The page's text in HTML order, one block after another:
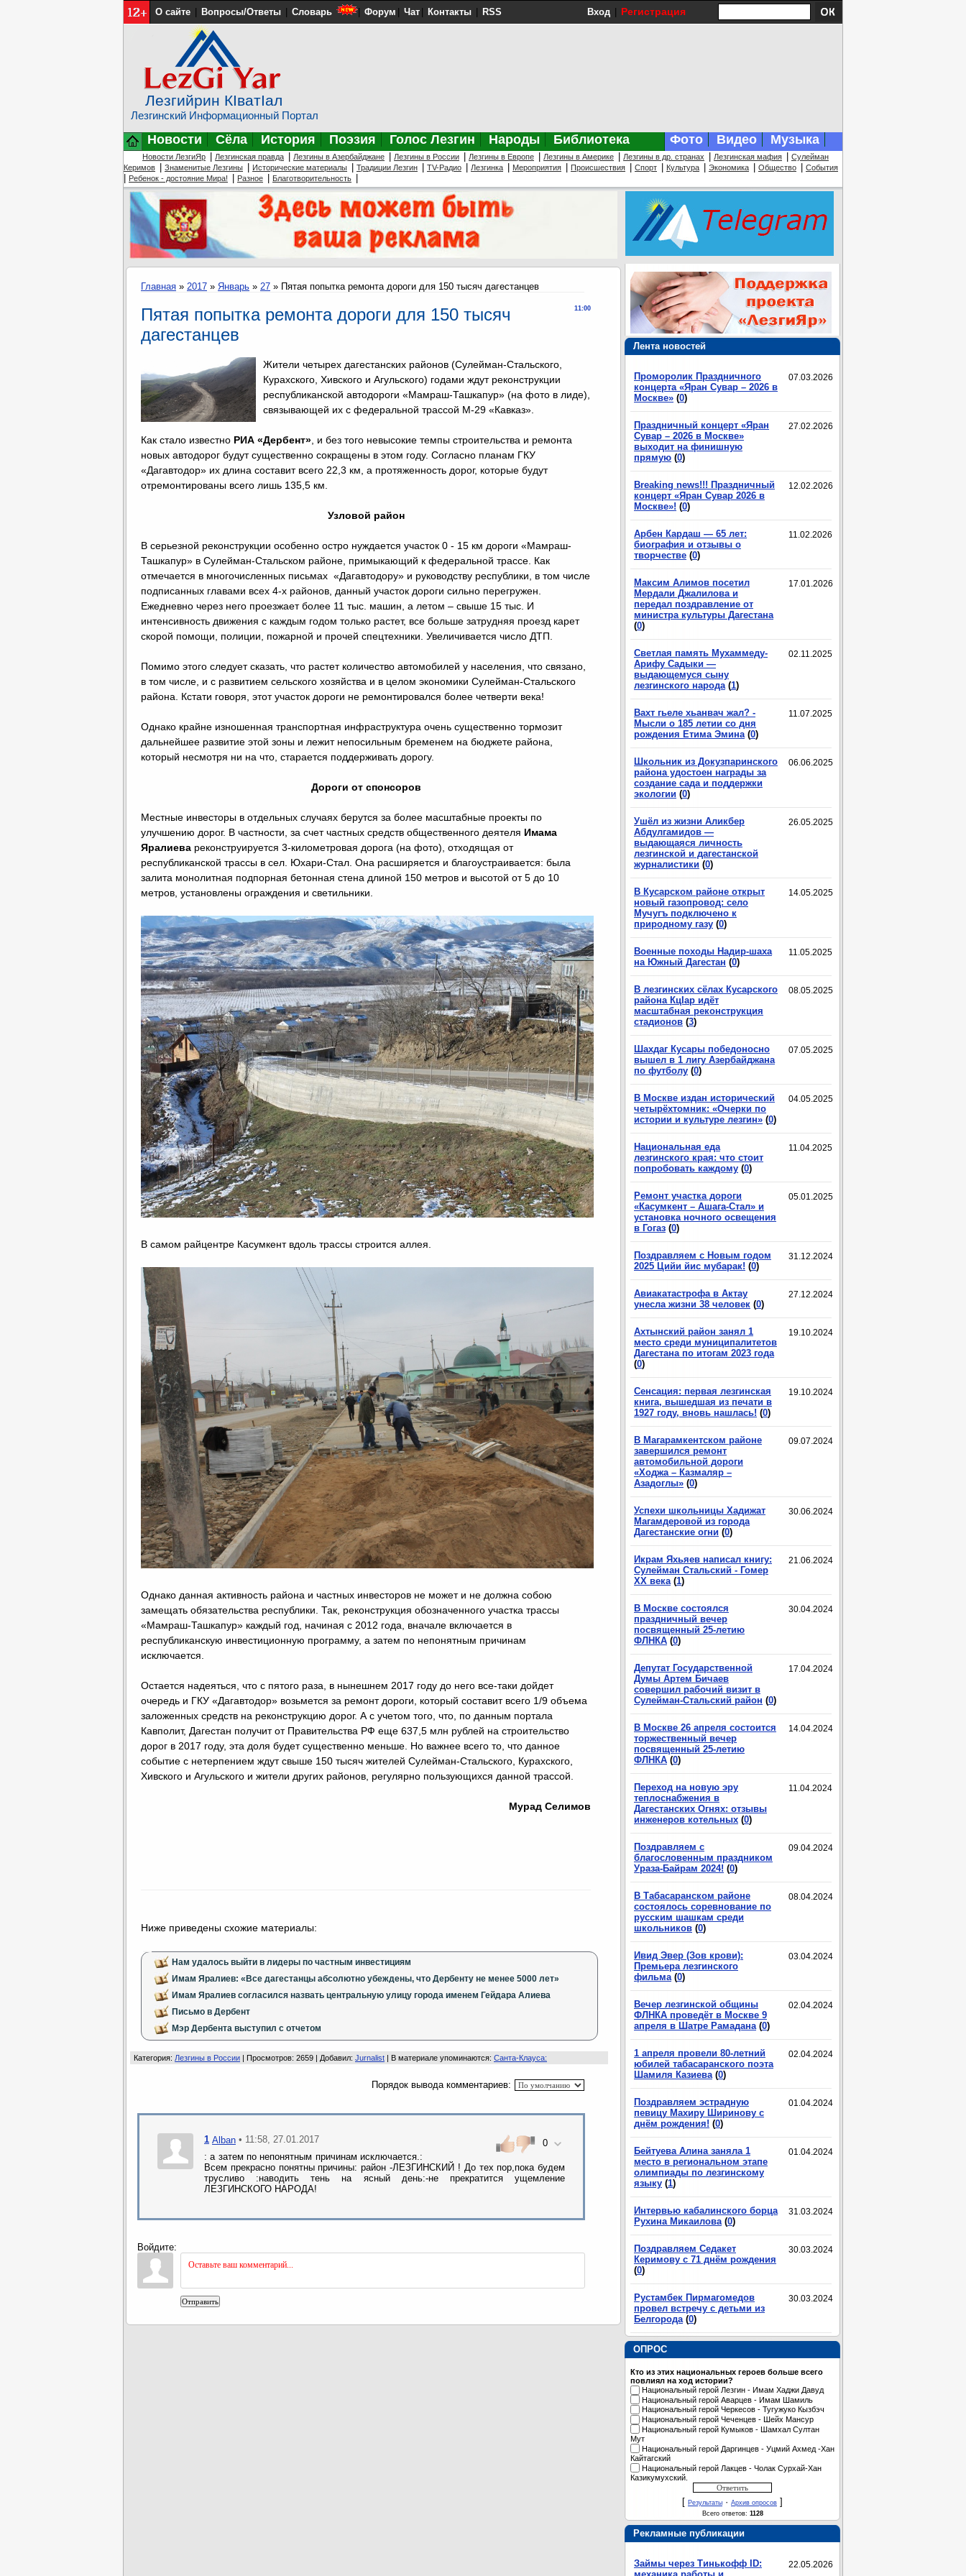
О сайте Вопросы/Ответы Словарь Форум Чат Контакты RSS Вход Регистрация
Лезгийрин КIватIал
Лезгинский Информационный Портал
Новости Сёла История Поэзия Голос Лезгин Народы Библиотека Фото Видео Музыка
Новости ЛезгиЯр Лезгинская правда Лезгины в Азербайджане Лезгины в России Лезгины в Европе Лезгины в Америке Лезгины в др. странах Лезгинская мафия
Сулейман
Керимов
Знаменитые Лезгины Исторические материалы Традиции Лезгин TV-Радио Лезгинка Мероприятия Происшествия Спорт Культура Экономика Общество События
Ребенок - достояние Мира! Разное Благотворительность
Лента новостей
07.03.2026
Проморолик Праздничного
концерта «Яран Сувар – 2026 в
Москве» (0)
27.02.2026
Праздничный концерт «Яран
Сувар – 2026 в Москве»
выходит на финишную
прямую (0)
12.02.2026
Breaking news!!! Праздничный
концерт «Яран Сувар 2026 в
Москве»! (0)
11.02.2026
Арбен Кардаш — 65 лет:
биография и отзывы о
творчестве (0)
17.01.2026
Максим Алимов посетил
Мердали Джалилова и
передал поздравление от
министра культуры Дагестана
(0)
02.11.2025
Светлая память Мухаммеду-
Арифу Садыки —
выдающемуся сыну
лезгинского народа (1)
11.07.2025
Вахт гьеле хьанвач жал? -
Мысли о 185 летии со дня
рождения Етима Эмина (0)
06.06.2025
Школьник из Докузпаринского
района удостоен награды за
создание сада и поддержки
экологии (0)
26.05.2025
Ушёл из жизни Аликбер
Абдулгамидов —
выдающаяся личность
лезгинской и дагестанской
журналистики (0)
14.05.2025
В Кусарском районе открыт
новый газопровод: село
Мучугъ подключено к
природному газу (0)
11.05.2025
Военные походы Надир-шаха
на Южный Дагестан (0)
08.05.2025
В лезгинских сёлах Кусарского
района КцIар идёт
масштабная реконструкция
стадионов (3)
07.05.2025
Шахдаг Кусары победоносно
вышел в 1 лигу Азербайджана
по футболу (0)
04.05.2025
В Москве издан исторический
четырёхтомник: «Очерки по
истории и культуре лезгин» (0)
11.04.2025
Национальная еда
лезгинского края: что стоит
попробовать каждому (0)
05.01.2025
Ремонт участка дороги
«Касумкент – Ашага-Стал» и
установка ночного освещения
в Гогаз (0)
31.12.2024
Поздравляем с Новым годом
2025 Цийи йис мубарак! (0)
27.12.2024
Авиакатастрофа в Актау
унесла жизни 38 человек (0)
19.10.2024
Ахтынский район занял 1
место среди муниципалитетов
Дагестана по итогам 2023 года
(0)
19.10.2024
Сенсация: первая лезгинская
книга, вышедшая из печати в
1927 году, вновь нашлась! (0)
09.07.2024
В Магарамкентском районе
завершился ремонт
автомобильной дороги
«Ходжа – Казмаляр –
Азадоглы» (0)
30.06.2024
Успехи школьницы Хадижат
Магамдеровой из города
Дагестанские огни (0)
21.06.2024
Икрам Яхьяев написал книгу:
Сулейман Стальский - Гомер
XX века (1)
30.04.2024
В Москве состоялся
праздничный вечер
посвященный 25-летию
ФЛНКА (0)
17.04.2024
Депутат Государственной
Думы Артем Бичаев
совершил рабочий визит в
Сулейман-Стальский район (0)
14.04.2024
В Москве 26 апреля состоится
торжественный вечер
посвященный 25-летию
ФЛНКА (0)
11.04.2024
Переход на новую эру
теплоснабжения в
Дагестанских Огнях: отзывы
инженеров котельных (0)
09.04.2024
Поздравляем с
благословенным праздником
Ураза-Байрам 2024! (0)
08.04.2024
В Табасаранском районе
состоялось соревнование по
русским шашкам среди
школьников (0)
03.04.2024
Ивид Эвер (Зов крови):
Премьера лезгинского
фильма (0)
02.04.2024
Вечер лезгинской общины
ФЛНКА проведёт в Москве 9
апреля в Шатре Рамадана (0)
02.04.2024
1 апреля провели 80-летний
юбилей табасаранского поэта
Шамиля Казиева (0)
01.04.2024
Поздравляем эстрадную
певицу Махиру Ширинову с
днём рождения! (0)
01.04.2024
Бейтуева Алина заняла 1
место в региональном этапе
олимпиады по лезгинскому
языку (1)
31.03.2024
Интервью кабалинского борца
Рухина Микаилова (0)
30.03.2024
Поздравляем Седакет
Керимову с 71 днём рождения
(0)
30.03.2024
Рустамбек Пирмагомедов
провел встречу с детьми из
Белгорода (0)
ОПРОС
Кто из этих национальных героев больше всего
повлиял на ход истории?
Национальный герой Лезгин - Имам Хаджи Давуд
Национальный герой Аварцев - Имам Шамиль
Национальный герой Черкесов - Тугужуко Кызбэч
Национальный герой Чеченцев - Шейх Мансур
Национальный герой Кумыков - Шамхал Султан
Мут
Национальный герой Даргинцев - Уцмий Ахмед -Хан
Кайтагский
Национальный герой Лакцев - Чолак Сурхай-Хан
Казикумухский.
[ Результаты · Архив опросов ]
Всего ответов: 1128
Рекламные публикации
22.05.2026
Займы через Тинькофф ID:
Главная » 2017 » Январь » 27 » Пятая попытка ремонта дороги для 150 тысяч дагестанцев
11:00
Пятая попытка ремонта дороги для 150 тысяч
дагестанцев
Жители четырех дагестанских районов (Сулейман-Стальского,
Курахского, Хивского и Агульского) годами ждут реконструкции
республиканской автодороги «Мамраш-Ташкапур» (на фото в лиде),
связывающей их с федеральной трассой М-29 «Кавказ».
Как стало известно РИА «Дербент» , и без того невысокие темпы строительства и ремонта
новых автодорог будут существенно сокращены в этом году. Согласно планам ГКУ
«Дагавтодор» их длина составит всего 22,3 км, а протяженность дорог, которые будут
отремонтированы всего лишь 135,5 км.
Узловой район
В серьезной реконструкции особенно остро нуждается участок 0 - 15 км дороги «Мамраш-
Ташкапур» в Сулейман-Стальском районе, примыкающий к федеральной трассе. Как
отмечается в многочисленных письмах «Дагавтодору» и руководству республики, в том числе
подписанных главами всех 4-х районов, данный участок дороги сильно перегружен.
Ежедневно через него проезжает более 11 тыс. машин, а летом – свыше 15 тыс. И
интенсивность движения с каждым годом только растет, все больше затрудняя проезд карет
скорой помощи, полиции, пожарной и прочей спецтехники. Увеличивается число ДТП.
Помимо этого следует сказать, что растет количество автомобилей у населения, что связано,
в том числе, и с развитием сельского хозяйства и в целом экономики Сулейман-Стальского
района. Кстати говоря, этот участок дороги не ремонтировался более четверти века!
Однако крайне изношенная транспортная инфраструктура очень существенно тормозит
дальнейшее развитие этой зоны и лежит непосильным бременем на бюджете района,
который несмотря ни на что, старается поддерживать дорогу.
Дороги от спонсоров
Местные инвесторы в отдельных случаях берутся за более масштабные проекты по
улучшению дорог. В частности, за счет частных средств общественного деятеля Имама
Яралиева реконструируется 3-километровая дорога (на фото), отходящая от
республиканской трассы в сел. Юхари-Стал. Она расширяется и благоустраивается: была
залита монолитная подпорная бетонная стена длиной 150 метров и высотой от 5 до 10
метров, установлены ограждения и светильники.
В самом райцентре Касумкент вдоль трассы строится аллея.
Однако данная активность района и частных инвесторов не может и не должна собою
замещать обязательства республики. Так, реконструкция обозначенного участка трассы
«Мамраш-Ташкапур» каждый год, начиная с 2012 года, вначале включается в
республиканскую инвестиционную программу, а затем по непонятным причинам
исключается.
Остается надеяться, что с пятого раза, в нынешнем 2017 году до него все-таки дойдет
очередь и ГКУ «Дагавтодор» возьмется за ремонт дороги, который составит всего 1/9 объема
заложенных средств на реконструкцию дорог. А с учетом того, что, по данным портала
Кавполит, Дагестан получит от Правительства РФ еще 637,5 млн рублей на строительство
дорог в 2017 году, эта доля будет существенно меньше. Но важнее всего то, что данное
событие с нетерпением ждут свыше 150 тысяч жителей Сулейман-Стальского, Курахского,
Хивского и Агульского и жители других районов, регулярно пользующихся данной трассой.
Мурад Селимов
Ниже приведены схожие материалы:
Нам удалось выйти в лидеры по частным инвестициям
Имам Яралиев: «Все дагестанцы абсолютно убеждены, что Дербенту не менее 5000 лет»
Имам Яралиев согласился назвать центральную улицу города именем Гейдара Алиева
Письмо в Дербент
Мэр Дербента выступил с отчетом
Категория: Лезгины в России Просмотров: 2659 | Добавил: Jurnalist В материале упоминаются: Санта-Клауса:
Порядок вывода комментариев:
0
1 Alban • 11:58, 27.01.2017
: а затем по непонятным причинам исключается.:
Всем прекрасно понятны причины: район -ЛЕЗГИНСКИЙ ! До тех пор,пока будем
трусливо :наводить тень на ясный день:-не прекратится ущемление
ЛЕЗГИНСКОГО НАРОДА!
Войдите:
Отправить